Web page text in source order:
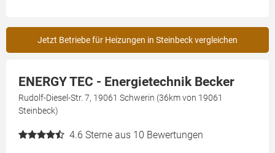
Jetzt Betriebe für Heizungen in Steinbeck vergleichen
ENERGY TEC - Energietechnik Becker
Rudolf-Diesel-Str. 7, 19061 Schwerin (36km von 19061
Steinbeck)
4.6 Sterne aus 10 Bewertungen